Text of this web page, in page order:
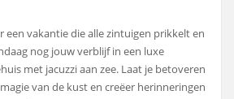
een vakantie die alle zintuigen prikkelt en
nog jouw verblijf in een luxe
met jacuzzi aan zee. Laat je betoveren
van de kust en creëer herinneringen